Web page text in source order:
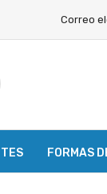
Correo
FORMAS